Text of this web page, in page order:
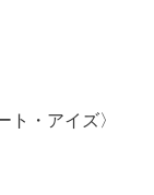
ト・アイズ〉